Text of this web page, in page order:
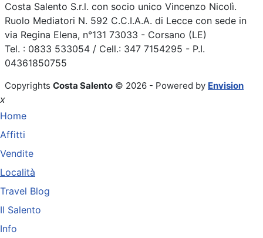
Costa Salento S.r.l. con socio unico Vincenzo Nicolì.
Ruolo Mediatori N. 592 C.C.I.A.A. di Lecce con sede in
via Regina Elena, n°131 73033 - Corsano (LE)
Tel. : 0833 533054 / Cell.: 347 7154295 - P.I.
04361850755
Copyrights Costa Salento © 2026 - Powered by Envision
x
Home
Affitti
Vendite
Località
Travel Blog
Il Salento
Info